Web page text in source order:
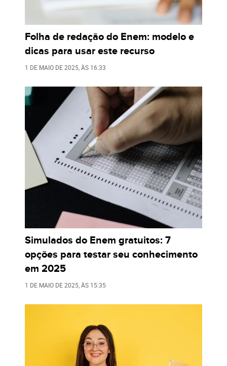
Folha de redação do Enem: modelo e
dicas para usar este recurso
1 DE MAIO DE 2025 , ÀS 16:33
Simulados do Enem gratuitos: 7
opções para testar seu conhecimento
em 2025
1 DE MAIO DE 2025 , ÀS 15:35